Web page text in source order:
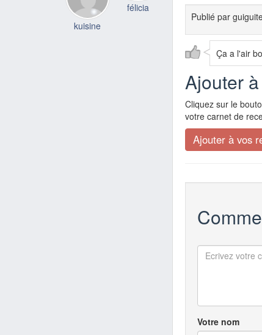
Publié par
Ça a l'air
Ajouter
Cliquez sur le
votre carnet de
Votre nom
kuisine
félicia